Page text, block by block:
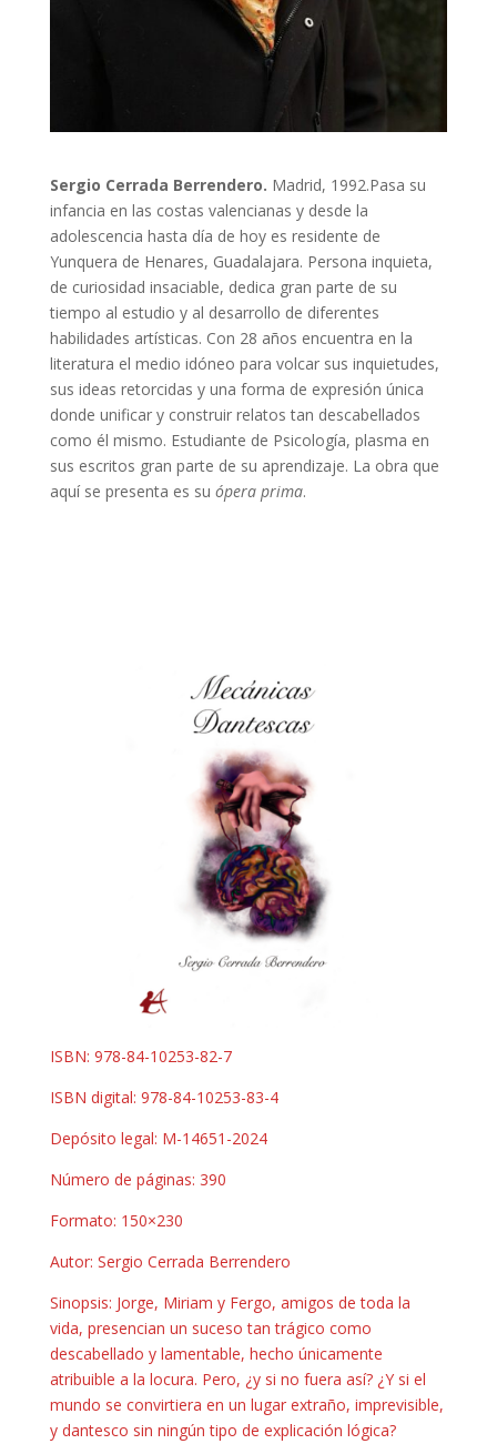
Sergio Cerrada Berrendero. Madrid, 1992.Pasa su
infancia en las costas valencianas y desde la
adolescencia hasta día de hoy es residente de
Yunquera de Henares, Guadalajara. Persona inquieta,
de curiosidad insaciable, dedica gran parte de su
tiempo al estudio y al desarrollo de diferentes
habilidades artísticas. Con 28 años encuentra en la
literatura el medio idóneo para volcar sus inquietudes,
sus ideas retorcidas y una forma de expresión única
donde unificar y construir relatos tan descabellados
como él mismo. Estudiante de Psicología, plasma en
sus escritos gran parte de su aprendizaje. La obra que
aquí se presenta es su ópera prima.
ISBN: 978-84-10253-82-7
ISBN digital: 978-84-10253-83-4
Depósito legal: M-14651-2024
Número de páginas: 390
Formato: 150×230
Autor: Sergio Cerrada Berrendero
Sinopsis: Jorge, Miriam y Fergo, amigos de toda la
vida, presencian un suceso tan trágico como
descabellado y lamentable, hecho únicamente
atribuible a la locura. Pero, ¿y si no fuera así? ¿Y si el
mundo se convirtiera en un lugar extraño, imprevisible,
y dantesco sin ningún tipo de explicación lógica?